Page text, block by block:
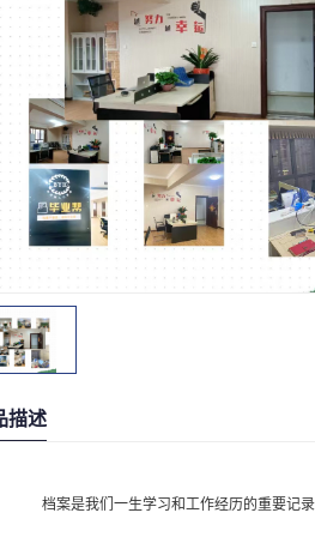
描述
档案是我们一生学习和工作经历的重要记